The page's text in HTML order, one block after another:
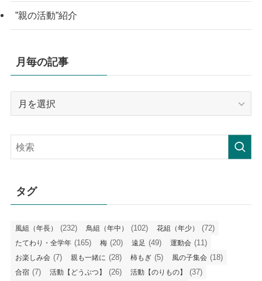
”親の活動”紹介
月毎の記事
記
タグ
風組（年長） (232) 鳥組（年中） (102) 花組（年少） (72)
たてわり・全学年 (165) 梅 (20) 遠足 (49) 運動会 (11)
お楽しみ会 (7) 親も一緒に (28) 柿もぎ (5) 風の子集会 (18)
合宿 (7) 活動【どうぶつ】 (26) 活動【のりもの】 (37)